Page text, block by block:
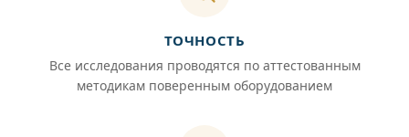
ТОЧНОСТЬ
Все исследования проводятся по аттестованным
методикам поверенным оборудованием